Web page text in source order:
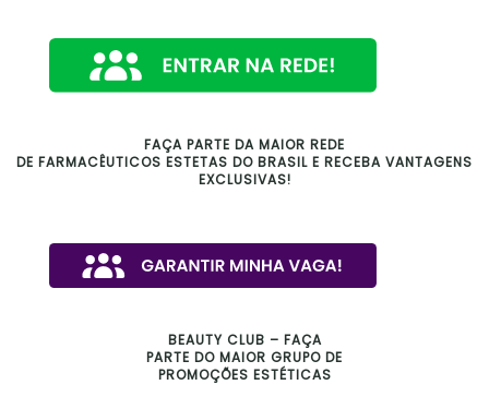
FAÇA PARTE DA MAIOR REDE
DE FARMACÊUTICOS ESTETAS DO BRASIL E RECEBA VANTAGENS
EXCLUSIVAS!
BEAUTY CLUB – FAÇA
PARTE DO MAIOR GRUPO DE
PROMOÇÕES ESTÉTICAS